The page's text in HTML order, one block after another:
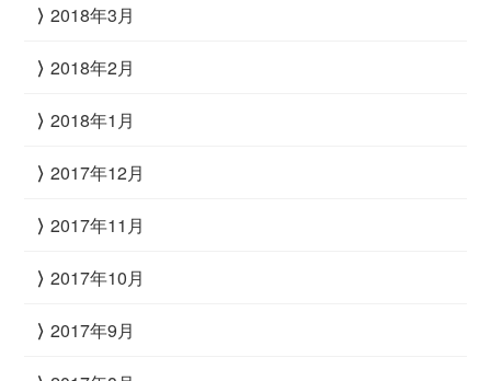
2018年3月
2018年2月
2018年1月
2017年12月
2017年11月
2017年10月
2017年9月